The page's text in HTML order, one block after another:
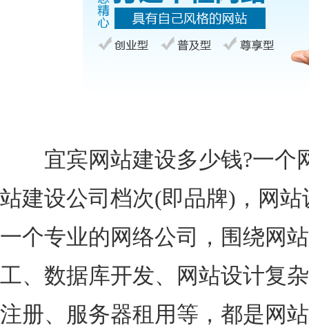
宜宾网站建设多少钱?一个
站建设公司档次(即品牌)，网
一个专业的网络公司，围绕网
工、数据库开发、网站设计复
注册、服务器租用等，都是网